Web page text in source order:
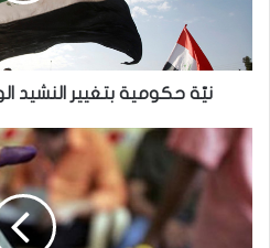
نيّة حكومية بتغيير النشيد
المفوضية
العليا
المستقلة
للانتخابات: